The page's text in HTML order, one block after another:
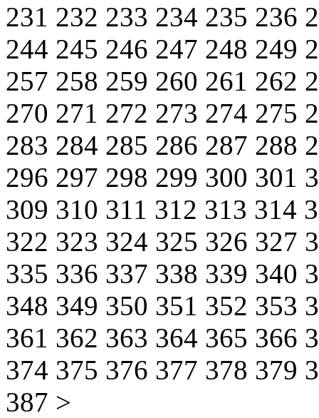
231 232 233 234 235 236
244 245 246 247 248 249
257 258 259 260 261 262
270 271 272 273 274 275
283 284 285 286 287 288
296 297 298 299 300 301
309 310 311 312 313 314
322 323 324 325 326 327
335 336 337 338 339 340
348 349 350 351 352 353
361 362 363 364 365 366
374 375 376 377 378 379
387 >